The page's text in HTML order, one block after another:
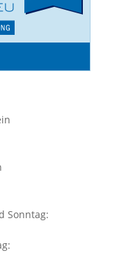
Sonntag: